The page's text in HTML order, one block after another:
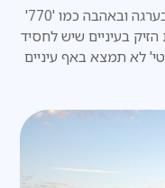
אין עוד בית-מדרש בעולם ששמו נישא בערגה ובאהבה כמו '770'
בעיניים שיש לחסיד
לא תמצא באף עיניים